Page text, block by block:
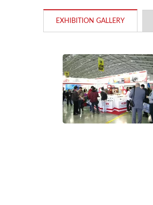
EXHIBITION GALLERY
YC-1200数位化滚丝机